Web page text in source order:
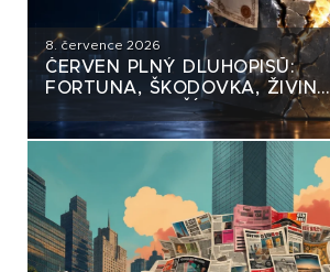
8. července 2026
ČERVEN PLNÝ DLUHOPISŮ:
FORTUNA, ŠKODOVKA, ŽIVINA
A MNOHO DALŠÍCH